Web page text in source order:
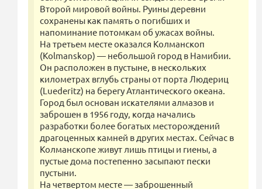
Второй мировой войны. Руины деревни
сохранены как память о погибших и
напоминание потомкам об ужасах войны.
На третьем месте оказался Колманскоп
(Kolmanskop) — небольшой город в Намибии.
Он расположен в пустыне, в нескольких
километрах вглубь страны от порта Людериц
(Luederitz) на берегу Атлантического океана.
Город был основан искателями алмазов и
заброшен в 1956 году, когда начались
разработки более богатых месторождений
драгоценных камней в других местах. Сейчас в
Колманскопе живут лишь птицы и гиены, а
пустые дома постепенно засыпают пески
пустыни.
На четвертом месте — заброшенный